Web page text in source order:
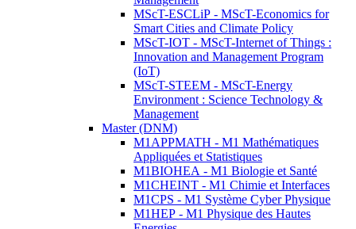
MScT-ESCLiP - MScT-Economics for
Smart Cities and Climate Policy
MScT-IOT - MScT-Internet of Things :
Innovation and Management Program
(IoT)
MScT-STEEM - MScT-Energy
Environment : Science Technology &
Management
Master (DNM)
M1APPMATH - M1 Mathématiques
Appliquées et Statistiques
M1BIOHEA - M1 Biologie et Santé
M1CHEINT - M1 Chimie et Interfaces
M1CPS - M1 Système Cyber Physique
M1HEP - M1 Physique des Hautes